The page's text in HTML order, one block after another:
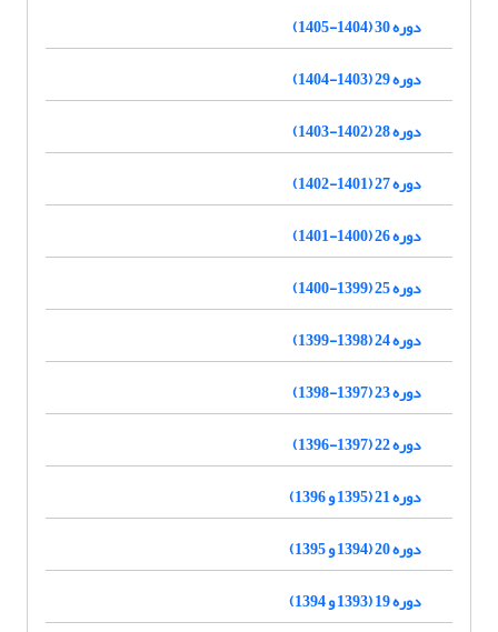
دوره 30 (1404-1405)
دوره 29 (1403-1404)
دوره 28 (1402-1403)
دوره 27 (1401-1402)
دوره 26 (1400-1401)
دوره 25 (1399-1400)
دوره 24 (1398-1399)
دوره 23 (1397-1398)
دوره 22 (1397-1396)
دوره 21 (1395 و 1396)
دوره 20 (1394 و 1395)
دوره 19 (1393 و 1394)